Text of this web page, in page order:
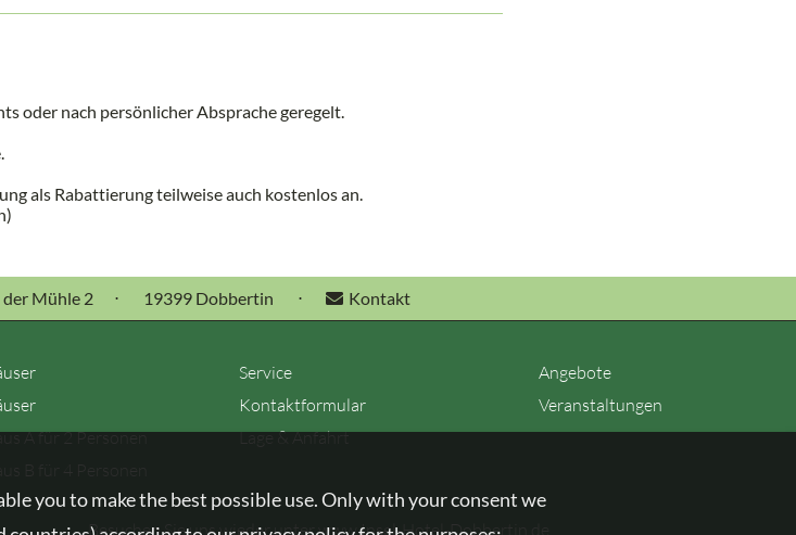
oder nach persönlicher Absprache geregelt.
als Rabattierung teilweise auch kostenlos an.
der Mühle 2 ⋅ 19399 Dobbertin ⋅ Kontakt
A für 2 Personen
Service
Kontaktformular
Lage & Anfahrt
Angebote
Veranstaltungen
Besuchen Sie uns wieder unterwww.Insel-Hotel-Dobbertin.de
you to make the best possible use. Only with your consent we